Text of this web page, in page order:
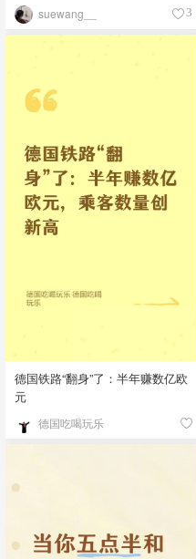
suewang__ 3
德国铁路“翻身”了：半年赚数亿欧
元
德国吃喝玩乐